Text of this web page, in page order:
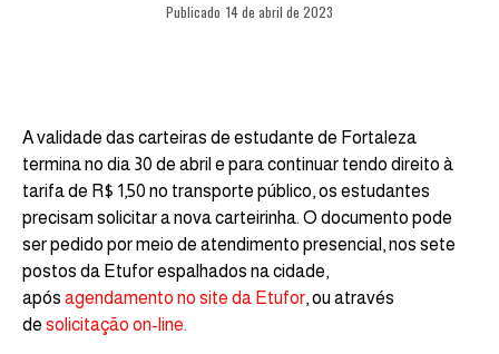
Publicado 14 de abril de 2023
A validade das carteiras de estudante de Fortaleza
termina no dia 30 de abril e para continuar tendo direito à
tarifa de R$ 1,50 no transporte público, os estudantes
precisam solicitar a nova carteirinha. O documento pode
ser pedido por meio de atendimento presencial, nos sete
postos da Etufor espalhados na cidade,
após agendamento no site da Etufor, ou através
de solicitação on-line.